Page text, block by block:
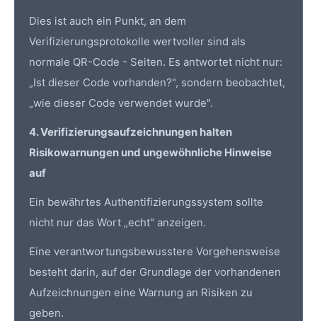
Dies ist auch ein Punkt, an dem
Verifizierungsprotokolle wertvoller sind als
normale QR-Code - Seiten. Es antwortet nicht nur:
„Ist dieser Code vorhanden?", sondern beobachtet,
„wie dieser Code verwendet wurde".
4. Verifizierungsaufzeichnungen halten
Risikowarnungen und ungewöhnliche Hinweise
auf
Ein bewährtes Authentifizierungssystem sollte
nicht nur das Wort „echt" anzeigen.
Eine verantwortungsbewusstere Vorgehensweise
besteht darin, auf der Grundlage der vorhandenen
Aufzeichnungen eine Warnung an Risiken zu
geben.